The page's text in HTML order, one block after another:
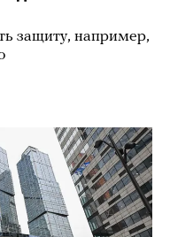
защиту, например,